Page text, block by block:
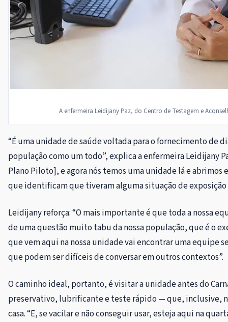
A enfermeira Leidijany Paz, do Centro de Testagem e
“É uma unidade de saúde voltada para o fornecimento de
população como um todo”, explica a enfermeira Leidijany
Plano Piloto], e agora nós temos uma unidade lá e abrimos
que identificam que tiveram alguma situação de exposição
Leidijany reforça: “O mais importante é que toda a nossa
de uma questão muito tabu da nossa população, que é o
que vem aqui na nossa unidade vai encontrar uma equipe
que podem ser difíceis de conversar em outros contextos”.
O caminho ideal, portanto, é visitar a unidade antes do
preservativo, lubrificante e teste rápido — que, inclusive,
casa. “E, se vacilar e não conseguir usar, esteja aqui na